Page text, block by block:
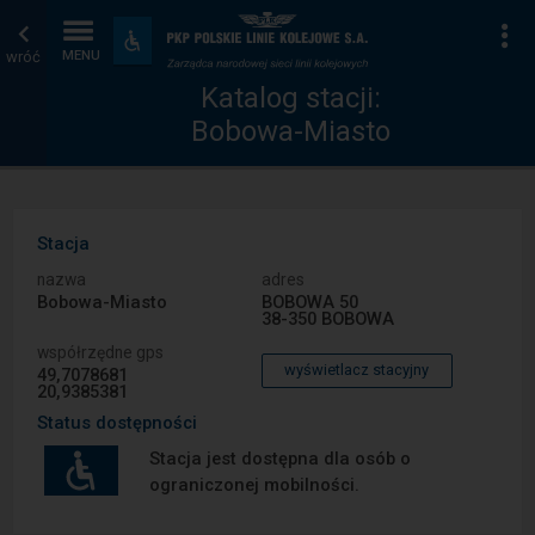
wróć MENU
Dostępność
i
udogodnienia
Katalog
stacji
Strona
główna
Katalog stacji:
Bobowa-Miasto
Stacja
nazwa
Bobowa-Miasto
adres
BOBOWA 50
38-350 BOBOWA
współrzędne gps
49,7078681
20,9385381
wyświetlacz stacyjny
Status dostępności
Stacja jest dostępna dla osób o
ograniczonej mobilności.